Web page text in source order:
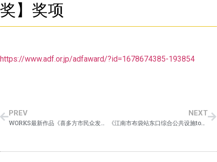
奖】奖项
https://www.adf.or.jp/adfaward/?id=1678674385-193854
PREV
WORKS最新作品《喜多方市民众发展与交流综合设施》已更新
NEXT
《江南市布袋站东口综合公共设施toko＋toko=labo》于4月1日开始营业。